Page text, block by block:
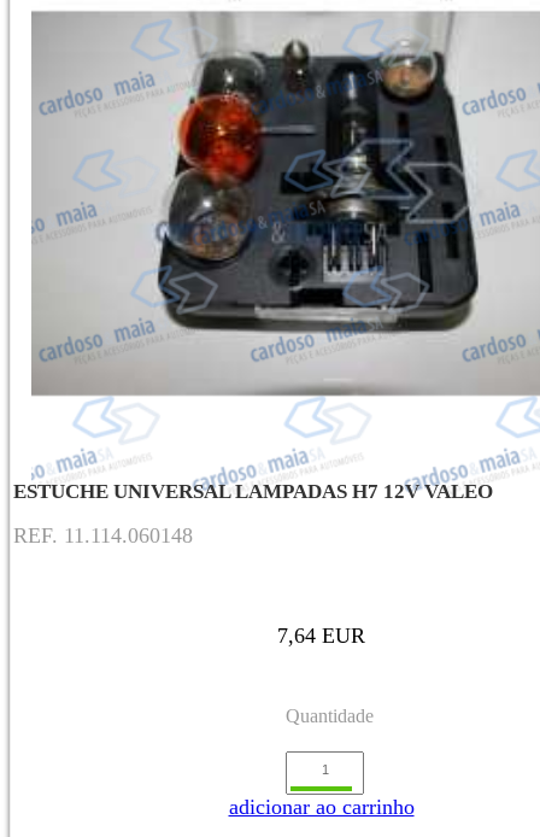
ESTUCHE UNIVERSAL LAMPADAS H7 12V VALEO
REF. 11.114.060148
7,64 EUR
Quantidade
adicionar ao carrinho